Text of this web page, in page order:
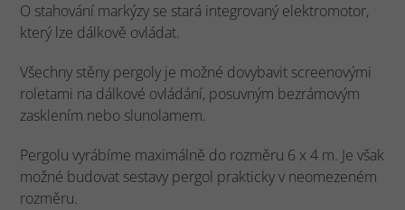
O stahování markýzy se stará integrovaný elektromotor,
který lze dálkově ovládat.
Všechny stěny pergoly je možné dovybavit screenovými
roletami na dálkové ovládání, posuvným bezrámovým
zasklením nebo slunolamem.
Pergolu vyrábíme maximálně do rozměru 6 x 4 m. Je však
možné budovat sestavy pergol prakticky v neomezeném
rozměru.